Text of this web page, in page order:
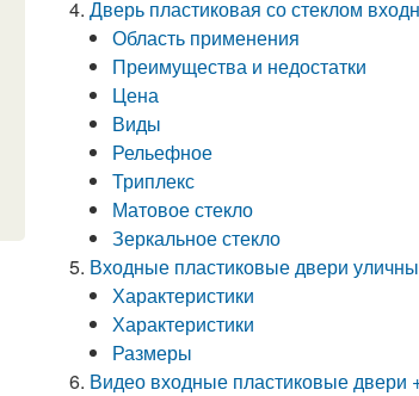
Дверь пластиковая со стеклом
Область применения
Преимущества и недостатки
Цена
Виды
Рельефное
Триплекс
Матовое стекло
Зеркальное стекло
Входные пластиковые двери
Характеристики
Характеристики
Размеры
Видео входные пластиковые двери